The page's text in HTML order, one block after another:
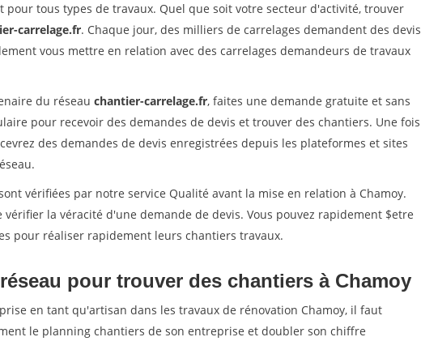
pour tous types de travaux. Quel que soit votre secteur d'activité, trouver
carrelage.fr. Chaque jour, des milliers de carrelages demandent des devis
vous mettre en relation avec des carrelages demandeurs de travaux
du réseau chantier-carrelage.fr, faites une demande gratuite et sans
pour recevoir des demandes de devis et trouver des chantiers. Une fois
des demandes de devis enregistrées depuis les plateformes et sites
vérifiées par notre service Qualité avant la mise en relation à Chamoy.
la véracité d'une demande de devis. Vous pouvez rapidement $etre
pour réaliser rapidement leurs chantiers travaux.
pour trouver des chantiers à Chamoy
en tant qu'artisan dans les travaux de rénovation Chamoy, il faut
le planning chantiers de son entreprise et doubler son chiffre